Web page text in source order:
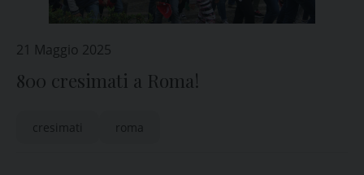
21 Maggio 2025
800 cresimati a Roma!
cresimati roma